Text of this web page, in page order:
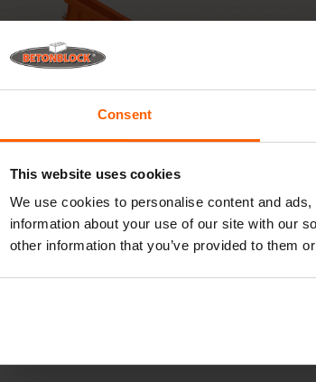
Consent
This website uses cookies
We use cookies to personalise content and
information about your use of our site with our
other information that you’ve provided to them